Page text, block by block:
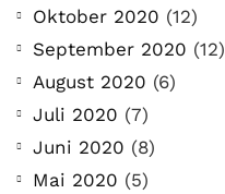
Oktober 2020 (12)
September 2020 (12)
August 2020 (6)
Juli 2020 (7)
Juni 2020 (8)
Mai 2020 (5)